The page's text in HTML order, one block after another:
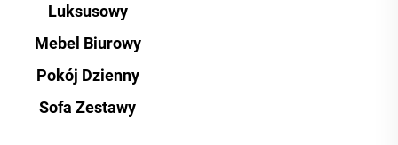
Luksusowy
Mebel Biurowy
Pokój Dzienny
Sofa Zestawy